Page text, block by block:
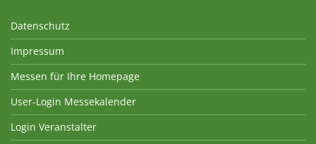
Datenschutz
Impressum
Messen für Ihre Homepage
User-Login Messekalender
Login Veranstalter